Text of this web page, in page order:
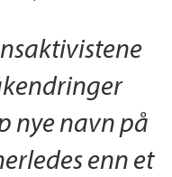
nye navn på
enn et